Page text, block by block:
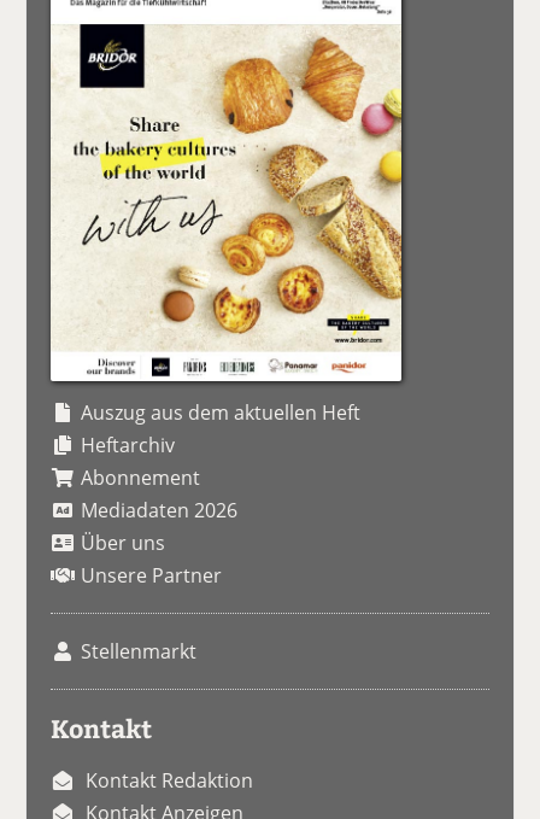
Auszug aus dem aktuellen Heft
Heftarchiv
Abonnement
Mediadaten 2026
Über uns
Unsere Partner
Stellenmarkt
Kontakt
Kontakt Redaktion
Kontakt Anzeigen